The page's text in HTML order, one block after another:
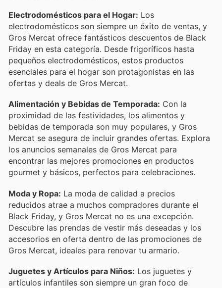
Electrodomésticos para el Hogar: Los
electrodomésticos son siempre un éxito de ventas, y
Gros Mercat ofrece fantásticos descuentos de Black
Friday en esta categoría. Desde frigoríficos hasta
pequeños electrodomésticos, estos productos
esenciales para el hogar son protagonistas en las
ofertas y deals de Gros Mercat.
Alimentación y Bebidas de Temporada: Con la
proximidad de las festividades, los alimentos y
bebidas de temporada son muy populares, y Gros
Mercat se asegura de incluir grandes ofertas. Explora
los anuncios semanales de Gros Mercat para
encontrar las mejores promociones en productos
gourmet y básicos, perfectos para celebraciones.
Moda y Ropa: La moda de calidad a precios
reducidos atrae a muchos compradores durante el
Black Friday, y Gros Mercat no es una excepción.
Descubre las prendas de vestir más deseadas y los
accesorios en oferta dentro de las promociones de
Gros Mercat, ideales para renovar tu armario.
Juguetes y Artículos para Niños: Los juguetes y
artículos infantiles son siempre un gran foco de